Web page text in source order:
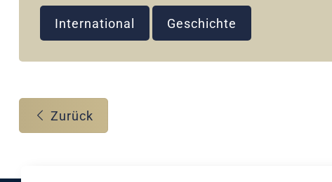
International Geschichte
Zurück